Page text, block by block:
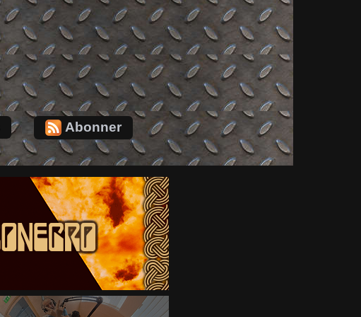
Abonner